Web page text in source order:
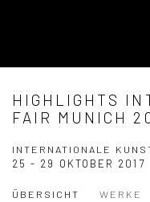
HIGHLIGHTS
FAIR MUNICH
INTERNATIONALE
25 - 29 OKTOBER 2017
ÜBERSICHT WERKE